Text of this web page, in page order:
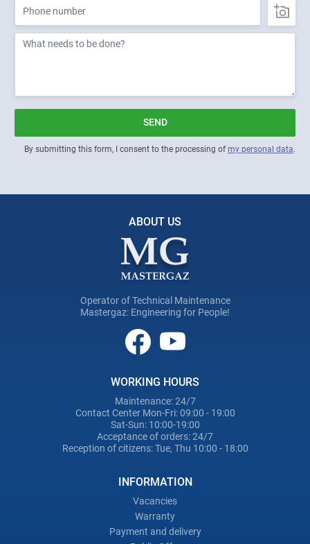
SEND
By submitting this form, I consent to the processing ofmy personal data.
ABOUT US
Operator of Technical Maintenance
Mastergaz: Engineering for People!
WORKING HOURS
Maintenance: 24/7
Contact Center Mon-Fri: 09:00 - 19:00
Sat-Sun: 10:00-19:00
Acceptance of orders: 24/7
Reception of citizens: Tue, Thu 10:00 - 18:00
INFORMATION
Vacancies
Warranty
Payment and delivery